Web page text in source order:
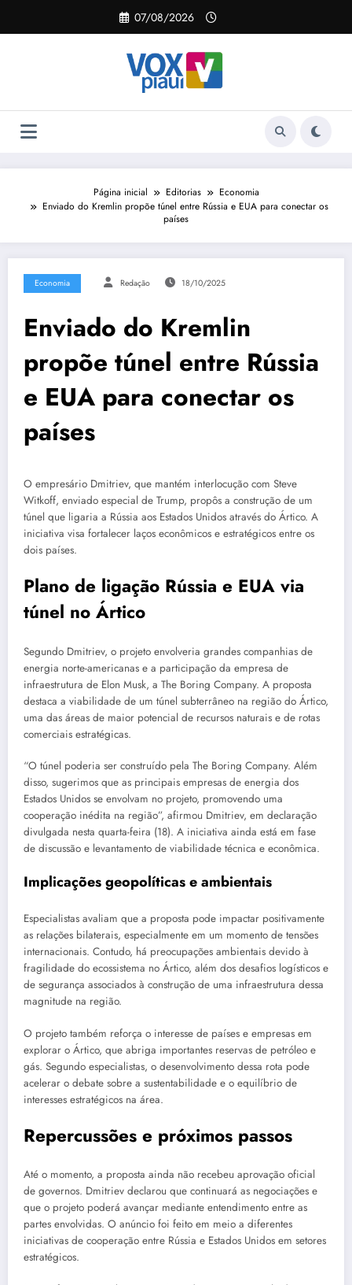
o
07/08/2026
Página inicial Editorias
Economia
Enviado do Kremlin propõe túnel entre Rússia e EUA para conectar os
países
Economia Redação 18/10/2025
Enviado do Kremlin
propõe túnel entre Rússia
e EUA para conectar os
países
O empresário Dmitriev, que mantém interlocução com Steve
Witkoff, enviado especial de Trump, propôs a construção de um
túnel que ligaria a Rússia aos Estados Unidos através do Ártico. A
iniciativa visa fortalecer laços econômicos e estratégicos entre os
dois países.
Plano de ligação Rússia e EUA via
túnel no Ártico
Segundo Dmitriev, o projeto envolveria grandes companhias de
energia norte-americanas e a participação da empresa de
infraestrutura de Elon Musk, a The Boring Company. A proposta
destaca a viabilidade de um túnel subterrâneo na região do Ártico,
uma das áreas de maior potencial de recursos naturais e de rotas
comerciais estratégicas.
“O túnel poderia ser construído pela The Boring Company. Além
disso, sugerimos que as principais empresas de energia dos
Estados Unidos se envolvam no projeto, promovendo uma
cooperação inédita na região”, afirmou Dmitriev, em declaração
divulgada nesta quarta-feira (18). A iniciativa ainda está em fase
de discussão e levantamento de viabilidade técnica e econômica.
Implicações geopolíticas e ambientais
Especialistas avaliam que a proposta pode impactar positivamente
as relações bilaterais, especialmente em um momento de tensões
internacionais. Contudo, há preocupações ambientais devido à
fragilidade do ecossistema no Ártico, além dos desafios logísticos e
de segurança associados à construção de uma infraestrutura dessa
magnitude na região.
O projeto também reforça o interesse de países e empresas em
explorar o Ártico, que abriga importantes reservas de petróleo e
gás. Segundo especialistas, o desenvolvimento dessa rota pode
acelerar o debate sobre a sustentabilidade e o equilíbrio de
interesses estratégicos na área.
Repercussões e próximos passos
Até o momento, a proposta ainda não recebeu aprovação oficial
de governos. Dmitriev declarou que continuará as negociações e
que o projeto poderá avançar mediante entendimento entre as
partes envolvidas. O anúncio foi feito em meio a diferentes
iniciativas de cooperação entre Rússia e Estados Unidos em setores
estratégicos.